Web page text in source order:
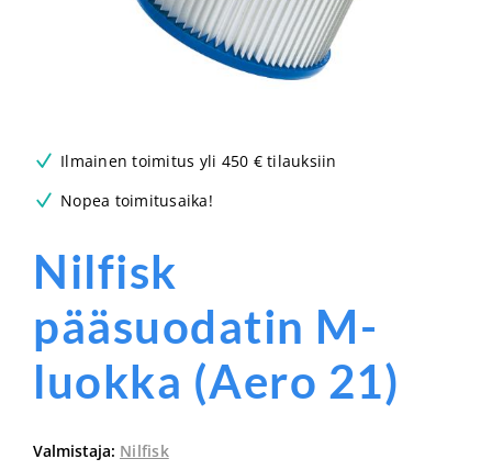
Ilmainen toimitus yli 450 € tilauksiin
Nopea toimitusaika!
Nilfisk
pääsuodatin M-
luokka (Aero 21)
Valmistaja: Nilfisk